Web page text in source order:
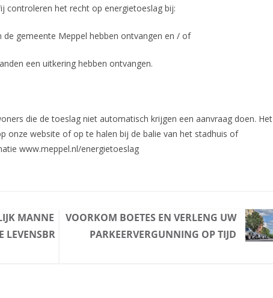
controleren het recht op energietoeslag bij:
de gemeente Meppel hebben ontvangen en / of
een uitkering hebben ontvangen.
die de toeslag niet automatisch krijgen een aanvraag doen. Het
onze website of op te halen bij de balie van het stadhuis of
www.meppel.nl/energietoeslag
MANNE
LEVENSBR
VOORKOM BOETES EN VERLENG UW
PARKEERVERGUNNING OP TIJD